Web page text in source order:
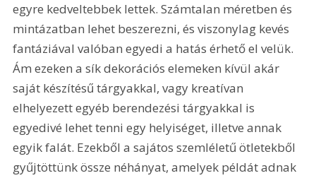
egyre kedveltebbek lettek. Számtalan méretben és
mintázatban lehet beszerezni, és viszonylag kevés
fantáziával valóban egyedi a hatás érhető el velük.
Ám ezeken a sík dekorációs elemeken kívül akár
saját készítésű tárgyakkal, vagy kreatívan
elhelyezett egyéb berendezési tárgyakkal is
egyedivé lehet tenni egy helyiséget, illetve annak
egyik falát. Ezekből a sajátos szemléletű ötletekből
gyűjtöttünk össze néhányat, amelyek példát adnak